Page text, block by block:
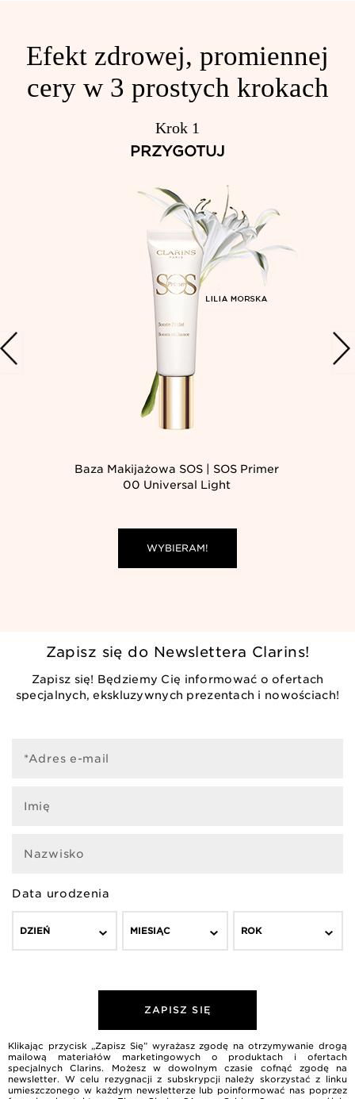
Efekt zdrowej, promiennej
cery w 3 prostych krokach
Krok 1
PRZYGOTUJ
Baza Makijażowa SOS | SOS Primer
00 Universal Light
WYBIERAM!
Zapisz się do Newslettera Clarins!
Zapisz się! Będziemy Cię informować o ofertach
specjalnych, ekskluzywnych prezentach i nowościach!
*Adres e-mail
Imię
Nazwisko
Data urodzenia
DZIEŃ MIESIĄC ROK
ZAPISZ SIĘ
Klikając przycisk „Zapisz Się” wyrażasz zgodę na otrzymywanie drogą
mailową materiałów marketingowych o produktach i ofertach
specjalnych Clarins. Możesz w dowolnym czasie cofnąć zgodę na
newsletter. W celu rezygnacji z subskrypcji należy skorzystać z linku
umieszczonego w każdym newsletterze lub poinformować nas poprzez